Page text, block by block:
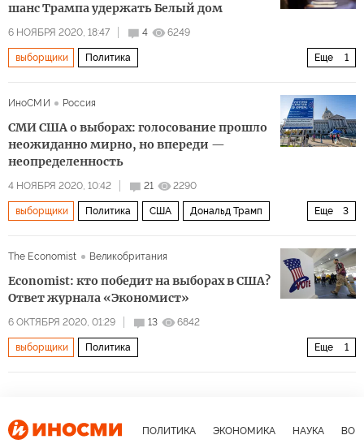
шанс Трампа удержать Белый дом
6 НОЯБРЯ 2020, 18:47 4 6249
Еще 1
выборщики Политика
ИноСМИ
Россия
СМИ США о выборах: голосование прошло
неожиданно мирно, но впереди —
неопределенность
4 НОЯБРЯ 2020, 10:42 21 2290
Еще 3
выборщики Политика США Дональд Трамп
The Economist
Великобритания
Economist: кто победит на выборах в США?
Ответ журнала «Экономист»
6 ОКТЯБРЯ 2020, 01:29 13 6842
Еще 1
выборщики Политика
ПОЛИТИКА ЭКОНОМИКА НАУКА